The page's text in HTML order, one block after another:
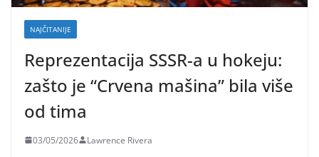
NAJČITANIJE
Reprezentacija SSSR-a u hokeju:
zašto je “Crvena mašina” bila više
od tima
03/05/2026 Lawrence Rivera